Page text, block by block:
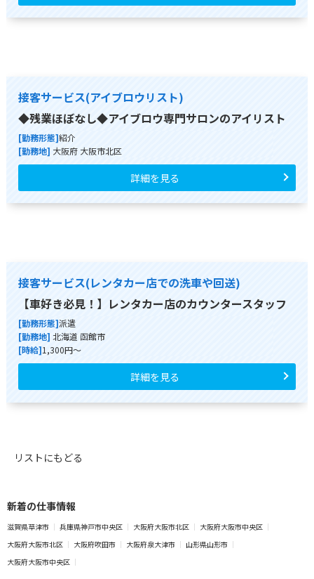
接客サービス(アイブロウリスト)
◆残業ほぼなし◆アイブロウ専門サロンのアイリスト
[勤務形態]紹介
[勤務地] 大阪府 大阪市北区
詳細を見る
接客サービス(レンタカー店での洗車や回送)
【車好き必見！】レンタカー店のカウンタースタッフ
[勤務形態]派遣
[勤務地] 北海道 函館市
[時給]1,300円～
詳細を見る
リストにもどる
新着の仕事情報
滋賀県草津市 兵庫県神戸市中央区 大阪府大阪市北区
大阪府大阪市中央区
大阪府大阪市北区
大阪府吹田市 大阪府泉大津市
山形県山形市
大阪府大阪市中央区